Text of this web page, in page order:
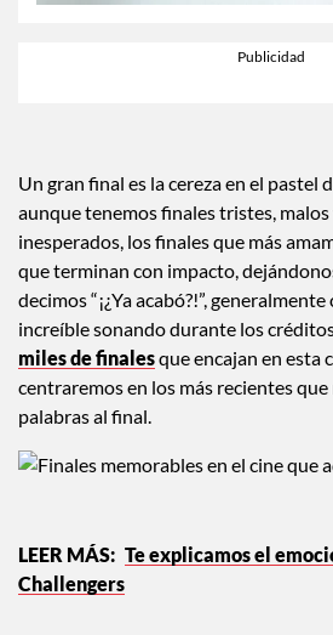
Un gran final es la cereza en el pastel
aunque tenemos finales tristes, malos
inesperados, los finales que más
que terminan con impacto,
decimos “¡¿Ya acabó?!”,
increíble sonando durante los
miles de finalesque encajan en esta
centraremos en los más recientes
palabras al final.
Te explicamos el
Challengers